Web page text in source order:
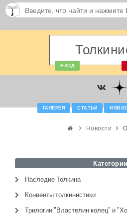
ВХОД
ГАЛЕРЕЯ СТАТЬИ
Новости
Наследие Толкина
Конвенты толкинистики
Трилогии "Властелин колец" и